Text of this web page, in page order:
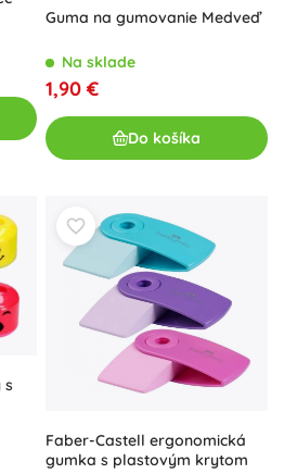
Guma na gumovanie Medveď
Na sklade
1,90 €
Do košíka
s
Faber-Castell ergonomická
gumka s plastovým krytom